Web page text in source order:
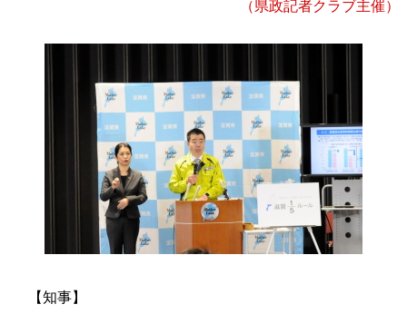
（県政記者クラブ主催）
【知事】